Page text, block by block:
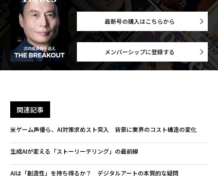
最新号の購入はこちらから
メンバーシップに登録する
関連記事
米ゲーム声優ら、AI対策求めスト突入 背景に業界のコスト構造の変化
生成AIが変える「ストーリーテリング」の最前線
AIは「創造性」を持ち得るか？ デジタルアートの本質的な疑問